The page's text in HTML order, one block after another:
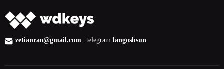
zetianrao@gmail.com telegram:langoshsun